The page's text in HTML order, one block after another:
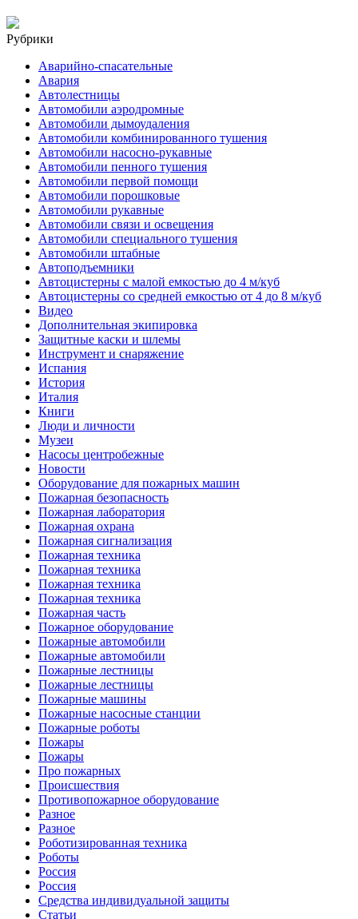
Рубрики
Аварийно-спасательные
Авария
Автолестницы
Автомобили аэродромные
Автомобили дымоудаления
Автомобили комбинированного тушения
Автомобили насосно-рукавные
Автомобили пенного тушения
Автомобили первой помощи
Автомобили порошковые
Автомобили рукавные
Автомобили связи и освещения
Автомобили специального тушения
Автомобили штабные
Автоподъемники
Автоцистерны с малой емкостью до 4 м/куб
Автоцистерны со средней емкостью от 4 до 8 м/куб
Видео
Дополнительная экипировка
Защитные каски и шлемы
Инструмент и снаряжение
Испания
История
Италия
Книги
Люди и личности
Музеи
Насосы центробежные
Новости
Оборудование для пожарных машин
Пожарная безопасность
Пожарная лаборатория
Пожарная охрана
Пожарная сигнализация
Пожарная техника
Пожарная техника
Пожарная техника
Пожарная техника
Пожарная часть
Пожарное оборудование
Пожарные автомобили
Пожарные автомобили
Пожарные лестницы
Пожарные лестницы
Пожарные машины
Пожарные насосные станции
Пожарные роботы
Пожары
Пожары
Про пожарных
Происшествия
Противопожарное оборудование
Разное
Разное
Роботизированная техника
Роботы
Россия
Россия
Средства индивидуальной защиты
Статьи